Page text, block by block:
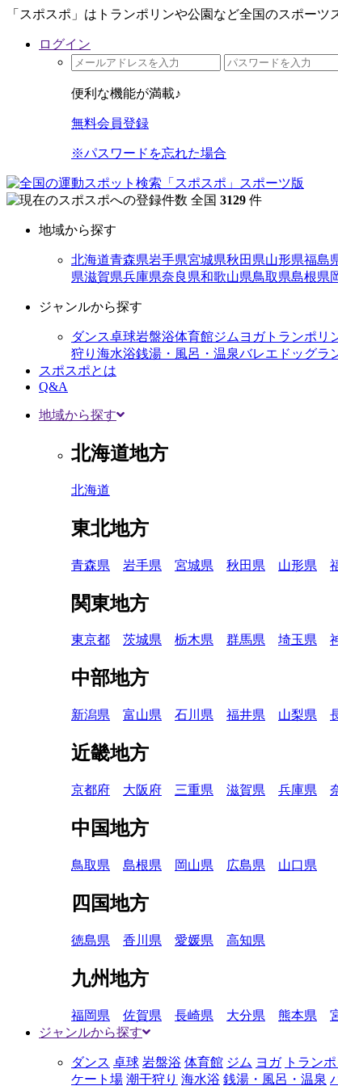
「スポスポ」はトランポリンや公園など全国のスポーツ
ログイン
便利な機能が満載♪
無料会員登録
※パスワードを忘れた場合
全国 3129 件
地域から探す
北海道青森県岩手県宮城県秋田県山形県福島
県滋賀県兵庫県奈良県和歌山県鳥取県島根県
ジャンルから探す
ダンス卓球岩盤浴体育館ジム ヨガトランポリ
狩り 海水浴銭湯・風呂・温泉バレエ ドッグラ
スポスポとは
Q&A
地域から探す
北海道地方
北海道
東北地方
青森県 岩手県 宮城県 秋田県 山形県
関東地方
東京都 茨城県 栃木県 群馬県 埼玉県
中部地方
新潟県 富山県 石川県 福井県 山梨県
近畿地方
京都府 大阪府 三重県 滋賀県 兵庫県
中国地方
鳥取県 島根県 岡山県 広島県 山口県
四国地方
徳島県 香川県 愛媛県 高知県
九州地方
福岡県 佐賀県 長崎県 大分県 熊本県
ジャンルから探す
ダンス 卓球 岩盤浴 体育館 ジム ヨガ トラン
ケート場 潮干狩り 海水浴 銭湯・風呂・温泉